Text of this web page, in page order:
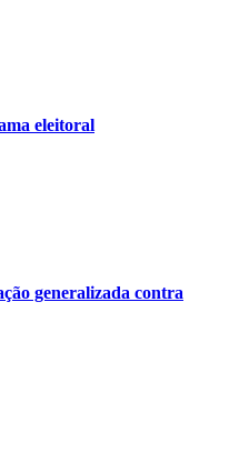
eleitoral
generalizada contra